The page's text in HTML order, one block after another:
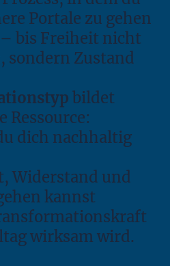
Portale zu gehen
bis Freiheit nicht
sondern Zustand
bildet
Ressource:
dich nachhaltig
Widerstand und
kannst
wirksam wird.